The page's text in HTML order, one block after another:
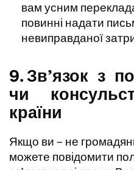
вам усним
повинні надати
невиправданої
9. Зв’язок з
чи
країни
Якщо ви – не
можете повідомити